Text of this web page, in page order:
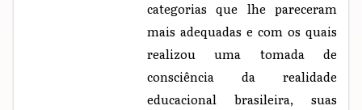
categorias que lhe pareceram
mais adequadas e com os quais
realizou uma tomada de
consciência da realidade
educacional brasileira, suas